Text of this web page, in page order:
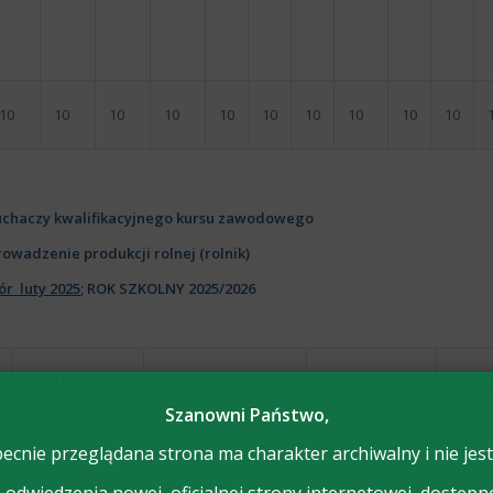
10 10 10 10 10 10 10 10 10 10
kwalifikacyjnego kursu zawodowego
produkcji rolnej (rolnik)
luty 2025; ROK SZKOLNY 2025/2026
4 5 18 19 8 9 15
Szanowni Państwo,
przeglądana strona ma charakter archiwalny i nie